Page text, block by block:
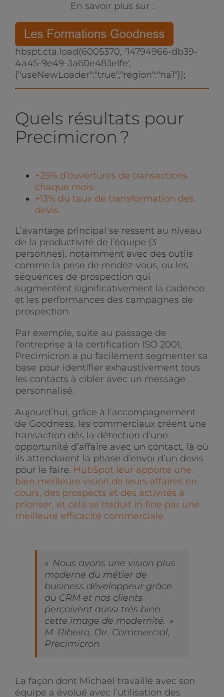
En savoir plus sur :
hbspt.cta.load(6005370, '14794966-db39-
4a45-9e49-3a60e483e1fe',
{"useNewLoader":"true","region":"na1"});
Quels résultats pour
Precimicron ?
+25% d’ouvertures de transactions
chaque mois
+13% du taux de transformation des
devis
L’avantage principal se ressent au niveau
de la productivité de l’équipe (3
personnes), notamment avec des outils
comme la prise de rendez-vous, ou les
séquences de prospection qui
augmentent significativement la cadence
et les performances des campagnes de
prospection.
Par exemple, suite au passage de
l’entreprise à la certification ISO 2001,
Precimicron a pu facilement segmenter sa
base pour identifier exhaustivement tous
les contacts à cibler avec un message
personnalisé.
Aujourd’hui, grâce à l’accompagnement
de Goodness, les commerciaux créent une
transaction dès la détection d’une
opportunité d’affaire avec un contact, là où
ils attendaient la phase d’envoi d’un devis
pour le faire. HubSpot leur apporte une
bien meilleure vision de leurs affaires en
cours, des prospects et des activités à
prioriser, et cela se traduit in fine par une
meilleure efficacité commerciale.
« Nous avons une vision plus
moderne du métier de
business développeur grâce
au CRM et nos clients
perçoivent aussi très bien
cette image de modernité. »
M. Ribeiro, Dir. Commercial,
Precimicron
La façon dont Michaël travaille avec son
équipe a évolué avec l’utilisation des